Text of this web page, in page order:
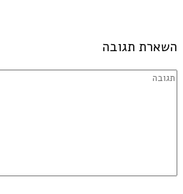
השארת תגובה